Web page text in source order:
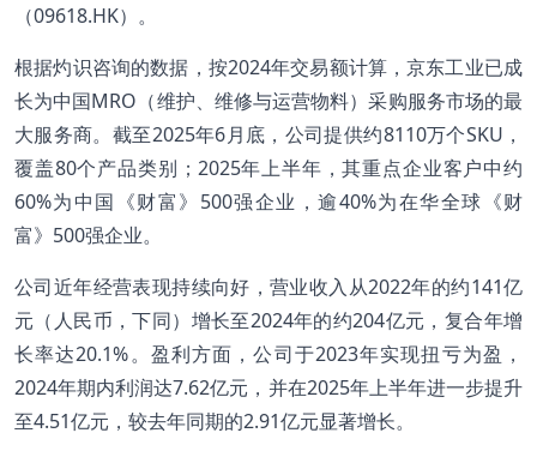
（09618.HK）。
根据灼识咨询的数据，按2024年交易额计算，京东工业已成
长为中国MRO（维护、维修与运营物料）采购服务市场的最
大服务商。截至2025年6月底，公司提供约8110万个SKU，
覆盖80个产品类别；2025年上半年，其重点企业客户中约
60%为中国《财富》500强企业，逾40%为在华全球《财
富》500强企业。
公司近年经营表现持续向好，营业收入从2022年的约141亿
元（人民币，下同）增长至2024年的约204亿元，复合年增
长率达20.1%。盈利方面，公司于2023年实现扭亏为盈，
2024年期内利润达7.62亿元，并在2025年上半年进一步提升
至4.51亿元，较去年同期的2.91亿元显著增长。